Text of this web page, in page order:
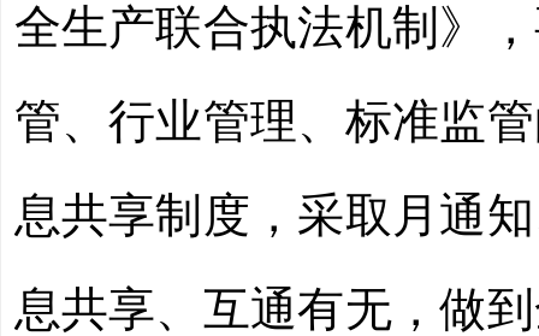
全生产联合执法机制》
管、行业管理、标准监
息共享制度，采取月通
息共享、互通有无，做